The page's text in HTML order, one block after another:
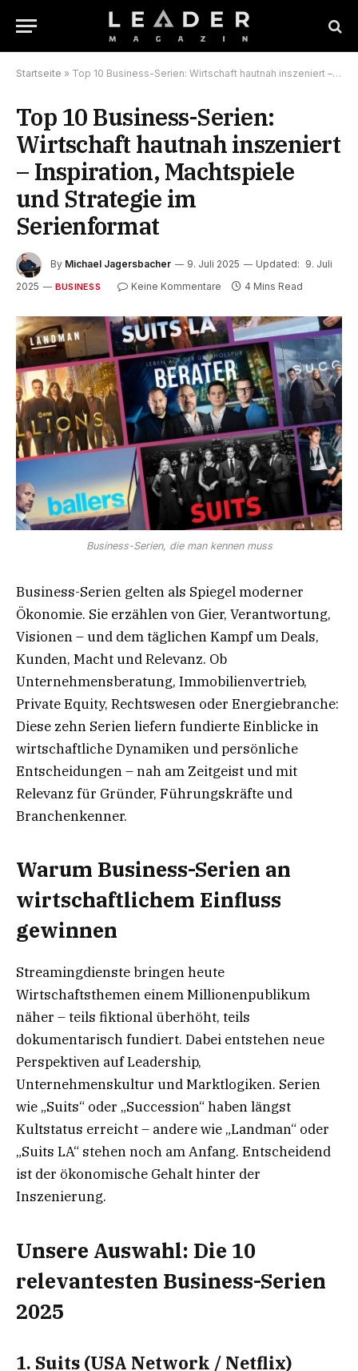
Startseite » Top 10 Business-Serien: Wirtschaft hautnah inszeniert – Inspiration, Machtspiele und Strategie im Serienformat
Top 10 Business-Serien:
Wirtschaft hautnah inszeniert
– Inspiration, Machtspiele
und Strategie im
Serienformat
By Michael Jagersbacher 9. Juli 2025 Updated: 9. Juli
2025
BUSINESS Keine Kommentare 4 Mins Read
Business-Serien, die man kennen muss
Business-Serien gelten als Spiegel moderner
Ökonomie. Sie erzählen von Gier, Verantwortung,
Visionen – und dem täglichen Kampf um Deals,
Kunden, Macht und Relevanz. Ob
Unternehmensberatung, Immobilienvertrieb,
Private Equity, Rechtswesen oder Energiebranche:
Diese zehn Serien liefern fundierte Einblicke in
wirtschaftliche Dynamiken und persönliche
Entscheidungen – nah am Zeitgeist und mit
Relevanz für Gründer, Führungskräfte und
Branchenkenner.
Warum Business-Serien an
wirtschaftlichem Einfluss
gewinnen
Streamingdienste bringen heute
Wirtschaftsthemen einem Millionenpublikum
näher – teils fiktional überhöht, teils
dokumentarisch fundiert. Dabei entstehen neue
Perspektiven auf Leadership,
Unternehmenskultur und Marktlogiken. Serien
wie „Suits“ oder „Succession“ haben längst
Kultstatus erreicht – andere wie „Landman“ oder
„Suits LA“ stehen noch am Anfang. Entscheidend
ist der ökonomische Gehalt hinter der
Inszenierung.
Unsere Auswahl: Die 10
relevantesten Business-Serien
2025
1. Suits (USA Network / Netflix)